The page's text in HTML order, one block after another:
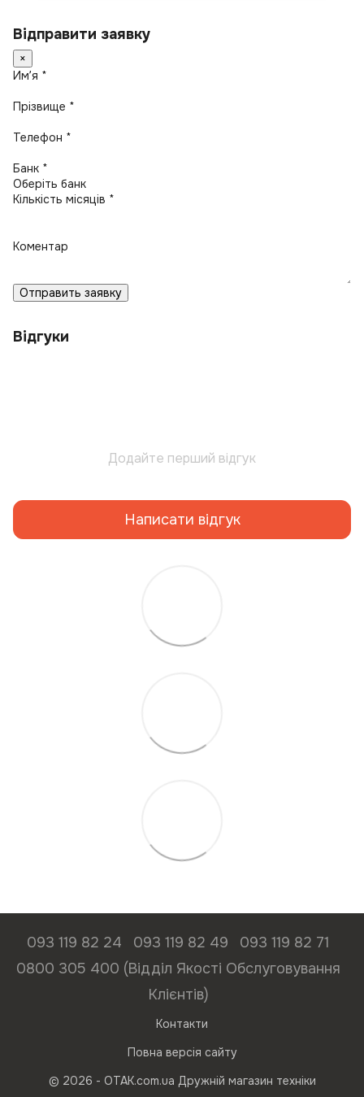
Відправити заявку
×
Имʼя *
Прізвище *
Телефон *
Банк *
Кількість місяців *
Коментар
Отправить заявку
Відгуки
Додайте перший відгук
Написати відгук
093 119 82 24 093 119 82 49
093 119 82 71
0800 305 400 (Відділ Якості Обслуговування
Клієнтів)
Контакти
Повна версія сайту
© 2026 - ОТАК.com.ua Дружній магазин техніки